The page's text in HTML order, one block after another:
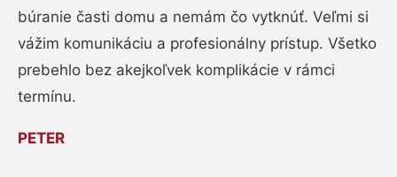
búranie časti domu a nemám čo vytknúť. Veľmi si
vážim komunikáciu a profesionálny prístup. Všetko
prebehlo bez akejkoľvek komplikácie v rámci
termínu.
PETER